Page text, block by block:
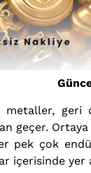
geri
geçer. Ortaya
pek çok
içerisinde yer